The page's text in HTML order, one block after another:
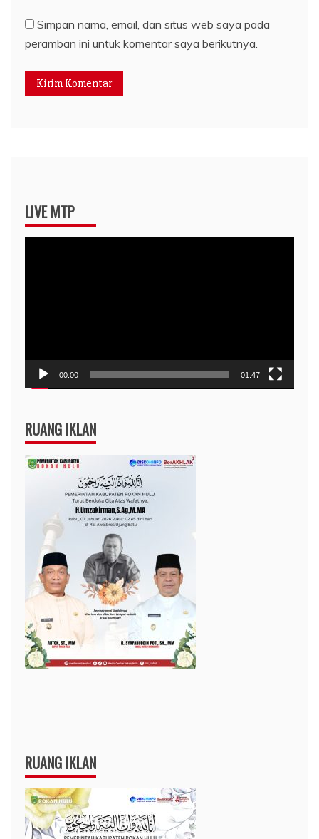
Simpan nama, email, dan situs web saya pada
peramban ini untuk komentar saya berikutnya.
LIVE MTP
00:00 01:47
RUANG IKLAN
RUANG IKLAN